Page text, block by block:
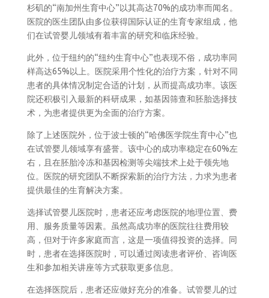
杉矶的“南加州生育中心”以其高达70%的成功率而闻名。
医院的医生团队由多位获得国际认证的生育专家组成，他
们在试管婴儿领域有着丰富的研究和临床经验。
此外，位于纽约的“纽约生育中心”也表现不俗，成功率同
样高达65%以上。医院采用个性化的治疗方案，针对不同
患者的具体情况制定合适的计划，从而提高成功率。该医
院还积极引入最新的科研成果，如基因筛查和胚胎选择技
术，为患者提供更为全面的治疗方案。
除了上述医院外，位于波士顿的“哈佛医学院生育中心”也
在试管婴儿领域享有盛誉。该中心的成功率稳定在60%左
右，且在胚胎冷冻和基因检测等尖端技术上处于领先地
位。医院的研究团队不断探索新的治疗方法，力求为患者
提供最佳的生育解决方案。
选择试管婴儿医院时，患者还应考虑医院的地理位置、费
用、服务质量等因素。虽然高成功率的医院往往费用较
高，但对于许多家庭而言，这是一项值得投资的选择。同
时，患者在选择医院时，可以通过阅读患者评价、咨询医
生和参加相关讲座等方式获取更多信息。
在选择医院后，患者还应做好充分的准备。试管婴儿的过